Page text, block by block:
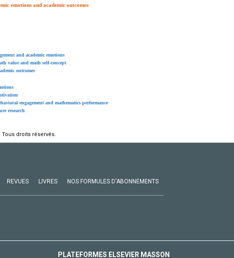
emotions and academic outcomes
and academic emotions
value and math self-concept
outcomes
engagement and mathematics performance
research
Tous droits réservés.
REVUES LIVRES NOS FORMULES D'ABONNEMENTS
PLATEFORMES ELSEVIER MASSON